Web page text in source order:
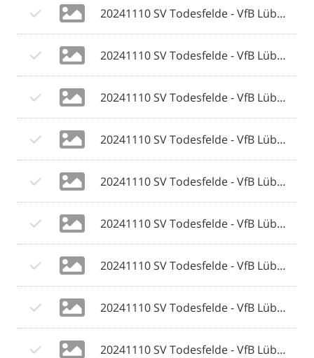
20241110 SV Todesfelde - VfB Lübeck 092 © 2024 Olaf Wegerich.jpg
20241110 SV Todesfelde - VfB Lübeck 093 © 2024 Olaf Wegerich.jpg
20241110 SV Todesfelde - VfB Lübeck 094 © 2024 Olaf Wegerich.jpg
20241110 SV Todesfelde - VfB Lübeck 095 © 2024 Olaf Wegerich.jpg
20241110 SV Todesfelde - VfB Lübeck 096 © 2024 Olaf Wegerich.jpg
20241110 SV Todesfelde - VfB Lübeck 097 © 2024 Olaf Wegerich.jpg
20241110 SV Todesfelde - VfB Lübeck 098 © 2024 Olaf Wegerich.jpg
20241110 SV Todesfelde - VfB Lübeck 099 © 2024 Olaf Wegerich.jpg
20241110 SV Todesfelde - VfB Lübeck 100 © 2024 Olaf Wegerich.jpg